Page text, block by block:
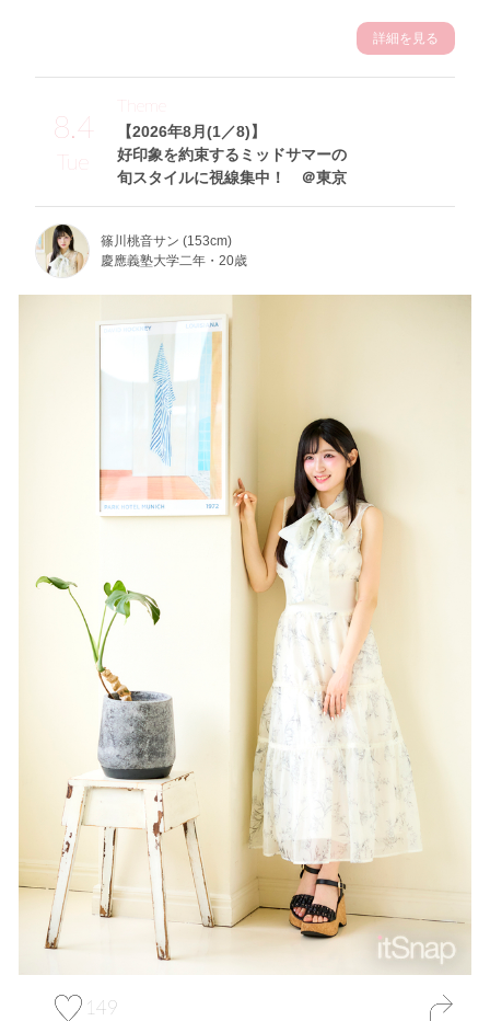
詳細を見る
8.4
Tue
【2026年8月(1／8)】
好印象を約束するミッドサマーの
旬スタイルに視線集中！ ＠東京
Theme
篠川桃音サン (153cm)
慶應義塾大学二年・20歳
149